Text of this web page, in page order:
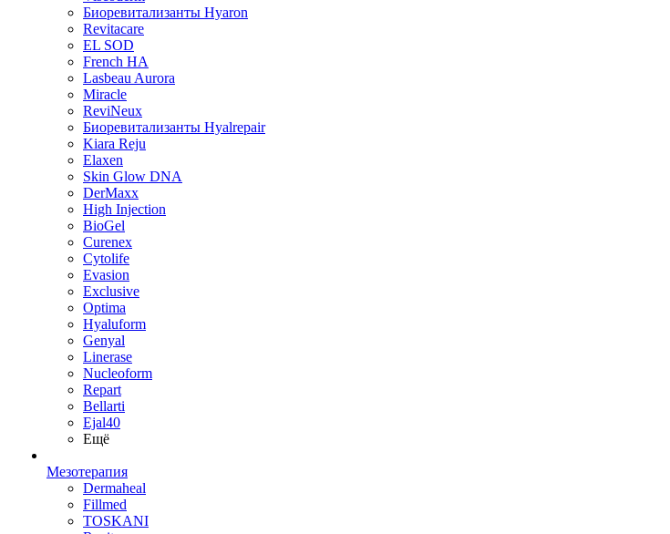
Биоревитализанты Hyaron
Revitacare
EL SOD
French HA
Lasbeau Aurora
Miracle
ReviNeux
Биоревитализанты Hyalrepair
Kiara Reju
Elaxen
Skin Glow DNA
DerMaxx
High Injection
BioGel
Curenex
Cytolife
Evasion
Exclusive
Optima
Hyaluform
Genyal
Linerase
Nucleoform
Repart
Bellarti
Ejal40
Ещё
Мезотерапия
Dermaheal
Fillmed
TOSKANI